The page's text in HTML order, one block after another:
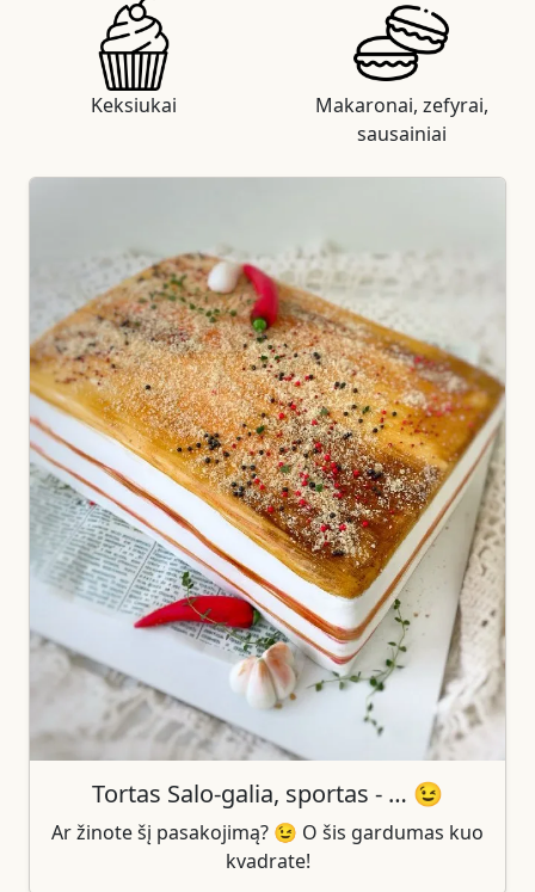
Keksiukai
Makaronai, zefyrai,
sausainiai
Tortas Salo-galia, sportas - … 😉
Ar žinote šį pasakojimą? 😉 O šis gardumas kuo
kvadrate!